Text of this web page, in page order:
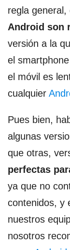
regla general,
Android son
versión a la
el
el móvil es
cualquier
Pues bien,
algunas
que otras,
perfectas
ya que no
contenidos, y
nuestros
nosotros